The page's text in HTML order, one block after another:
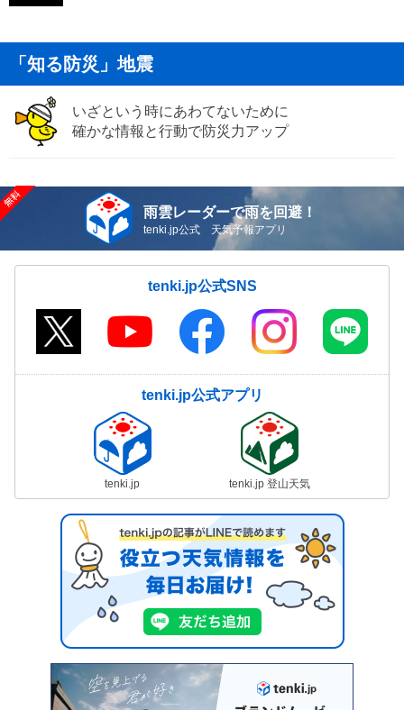
「知る防災」地震
いざという時にあわてないために
確かな情報と行動で防災力アップ
雨雲レーダーで雨を回避！
tenki.jp公式 天気予報アプリ
tenki.jp公式SNS
tenki.jp公式アプリ
tenki.jp tenki.jp 登山天気